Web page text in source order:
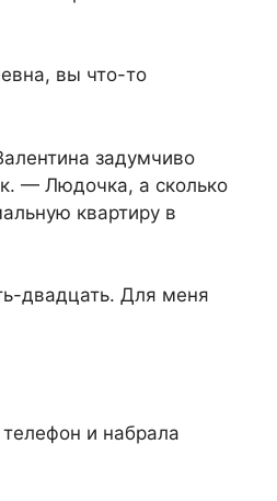
вы что-то
задумчиво
— Людочка, а сколько
квартиру в
двадцать. Для меня
и набрала